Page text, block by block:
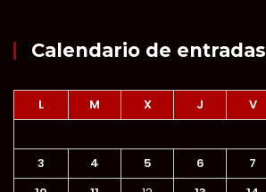
Calendario de entradas
L M X J V
3
4 5 6 7